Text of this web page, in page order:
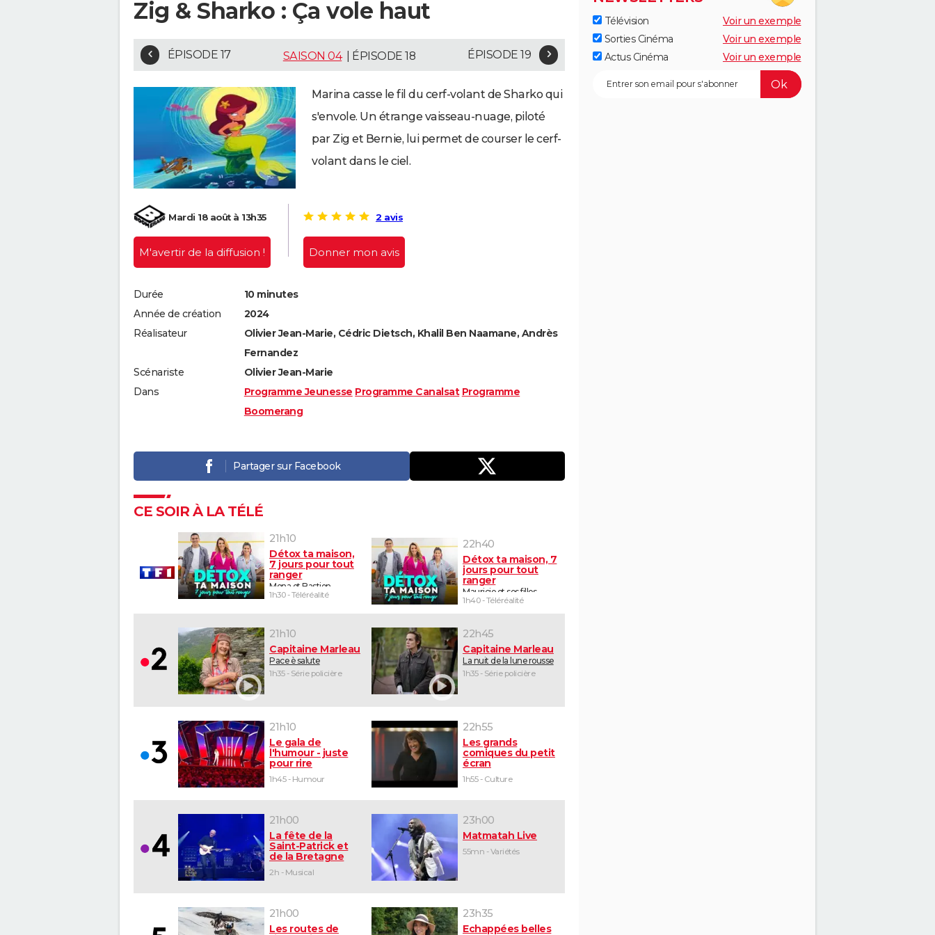
Zig & Sharko : Ça vole haut
ÉPISODE 17 SAISON 04 | ÉPISODE 18 ÉPISODE 19
Marina casse le fil du cerf-volant de Sharko qui
s'envole. Un étrange vaisseau-nuage, piloté
par Zig et Bernie, lui permet de courser le cerf-
volant dans le ciel.
Mardi 18 août à 13h35
M'avertir de la diffusion !
2 avis
Donner mon avis
Durée
10 minutes
Année de création
2024
Réalisateur
Olivier Jean-Marie, Cédric Dietsch, Khalil Ben Naamane, Andrès
Fernandez
Scénariste
Olivier Jean-Marie
Dans
Programme Jeunesse Programme Canalsat Programme
Boomerang
Partager sur Facebook
CE SOIR À LA TÉLÉ
21h10
Détox ta maison,
7 jours pour tout
ranger
Mona et Bastien
1h30 - Téléréalité
22h40
Détox ta maison, 7
jours pour tout
ranger
Mauricio et ses filles
1h40 - Téléréalité
21h10
Capitaine Marleau
Pace è salute
1h35 - Série policière
22h45
Capitaine Marleau
La nuit de la lune rousse
1h35 - Série policière
21h10
Le gala de
l'humour - juste
pour rire
1h45 - Humour
22h55
Les grands
comiques du petit
écran
1h55 - Culture
21h00
La fête de la
Saint-Patrick et
de la Bretagne
2h - Musical
23h00
Matmatah Live
55mn - Variétés
21h00
Les routes de
23h35
Echappées belles
Télévision
Voir un exemple
Sorties Cinéma
Voir un exemple
Actus Cinéma
Voir un exemple